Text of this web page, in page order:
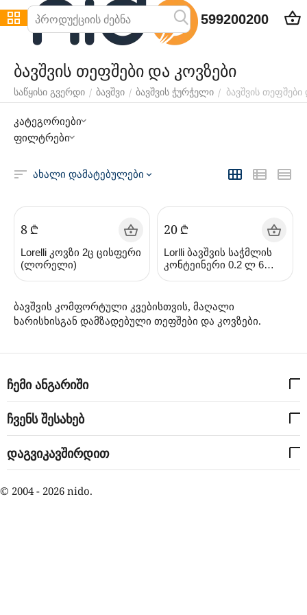
599200200
ბავშვის თეფშები და კოვზები
საწყისი გვერდი / ბავშვი / ბავშვის ჭურჭელი / ბავშვის თეფშები
კატეგორიები
ფილტრები
ბავშვის კომფორტული კვებისთვის, მაღალი
ხარისხისგან დამზადებული თეფშები და კოვზები.
ახალი დამატებულები
‍8‍₾
Lorelli კოვზი 2ც ცისფერი
(ლორელი)
‍20‍₾
Lorlli ბავშვის საჭმლის
კონტეინერი 0.2 ლ 6
ცალი
ჩემი ანგარიში
ჩვენს შესახებ
დაგვიკავშირდით
© 2004 - 2026 nido.